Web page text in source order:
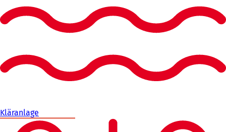
Kläranlage